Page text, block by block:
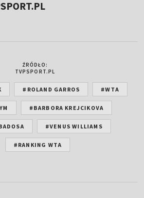
ŹRÓDŁO:
TVPSPORT.PL
#ROLAND GARROS #WTA
#BARBORA KREJCIKOVA
#VENUS WILLIAMS
#RANKING WTA